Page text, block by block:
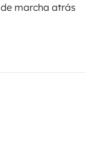
dès début
ou même
au rendez-
marcha atrás